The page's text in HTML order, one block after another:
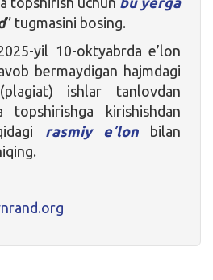
” tugmasini bosing.
yil 10-oktyabrda e’lon
bermaydigan hajmdagi
ishlar tanlovdan
topshirishga kirishishdan
rasmiy eʼlonbilan